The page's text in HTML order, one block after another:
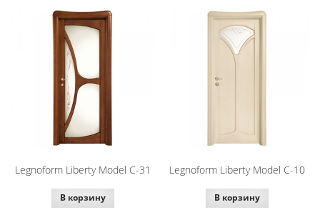
Legnoform Liberty Model C-31
В корзину
Legnoform Liberty Model C-10
В корзину